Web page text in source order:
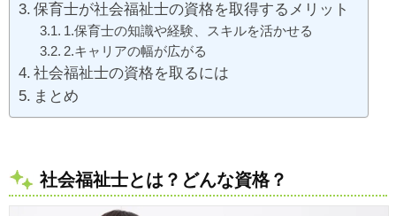
保育士が社会福祉士の資格を取得するメリット
1.保育士の知識や経験、スキルを活かせる
2.キャリアの幅が広がる
社会福祉士の資格を取るには
まとめ
社会福祉士とは？どんな資格？